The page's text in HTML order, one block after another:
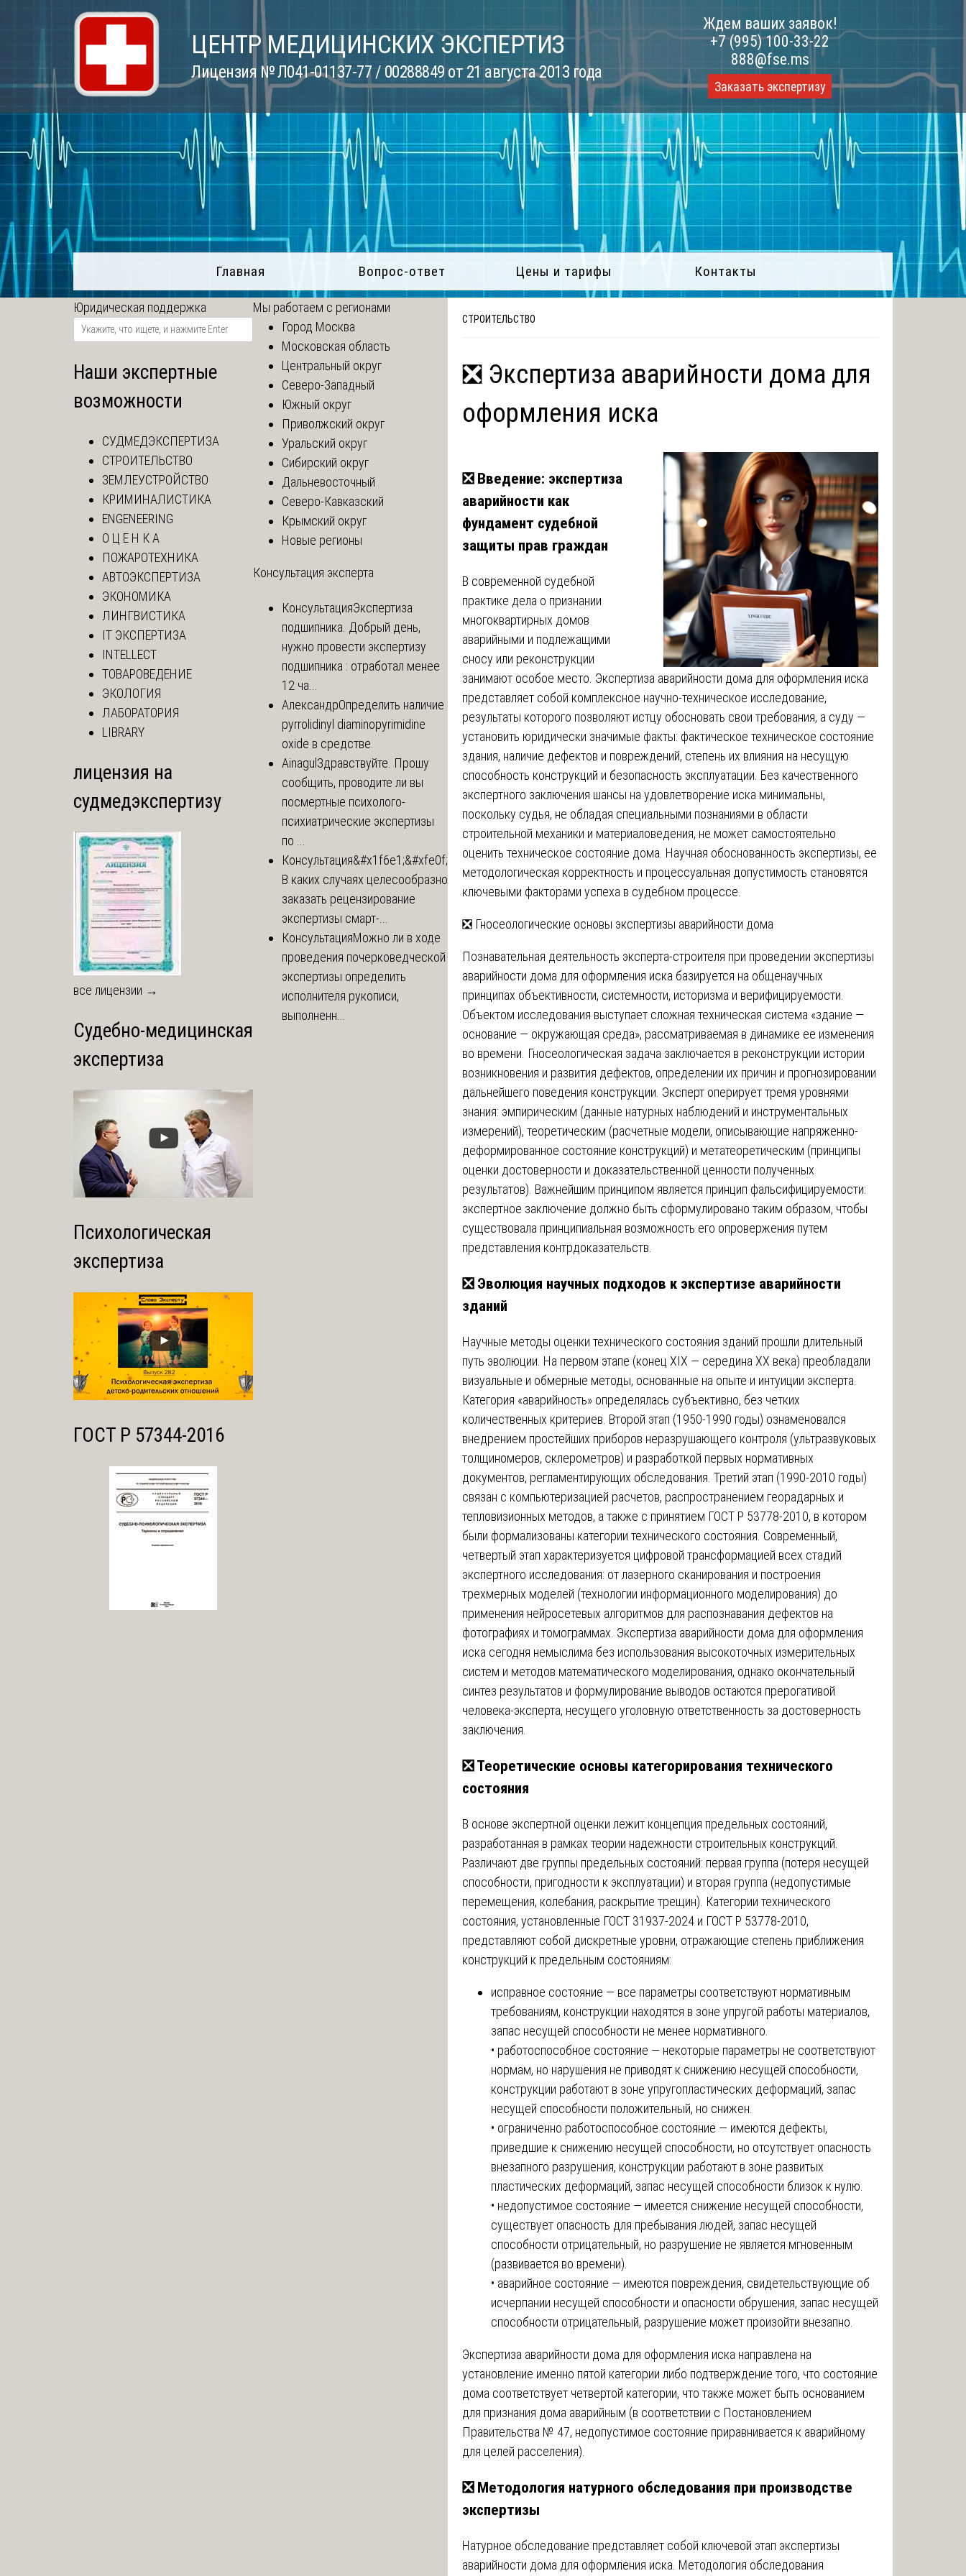
ЦЕНТР МЕДИЦИНСКИХ ЭКСПЕРТИЗ
Лицензия № Л041-01137-77 / 00288849 от 21 августа 2013 года
Ждем ваших заявок!
+7 (995) 100-33-22
888@fse.ms
Заказать экспертизу
Главная Вопрос-ответ Цены и тарифы Контакты
СТРОИТЕЛЬСТВО
❎ Экспертиза аварийности дома для
оформления иска
❎ Введение: экспертиза
аварийности как
фундамент судебной
защиты прав граждан
В современной судебной
практике дела о признании
многоквартирных домов
аварийными и подлежащими
сносу или реконструкции
занимают особое место. Экспертиза аварийности дома для оформления иска
представляет собой комплексное научно-техническое исследование,
результаты которого позволяют истцу обосновать свои требования, а суду —
установить юридически значимые факты: фактическое техническое состояние
здания, наличие дефектов и повреждений, степень их влияния на несущую
способность конструкций и безопасность эксплуатации. Без качественного
экспертного заключения шансы на удовлетворение иска минимальны,
поскольку судья, не обладая специальными познаниями в области
строительной механики и материаловедения, не может самостоятельно
оценить техническое состояние дома. Научная обоснованность экспертизы, ее
методологическая корректность и процессуальная допустимость становятся
ключевыми факторами успеха в судебном процессе.
❎ Гносеологические основы экспертизы аварийности дома
Познавательная деятельность эксперта-строителя при проведении экспертизы
аварийности дома для оформления иска базируется на общенаучных
принципах объективности, системности, историзма и верифицируемости.
Объектом исследования выступает сложная техническая система «здание —
основание — окружающая среда», рассматриваемая в динамике ее изменения
во времени. Гносеологическая задача заключается в реконструкции истории
возникновения и развития дефектов, определении их причин и прогнозировании
дальнейшего поведения конструкции. Эксперт оперирует тремя уровнями
знания: эмпирическим (данные натурных наблюдений и инструментальных
измерений), теоретическим (расчетные модели, описывающие напряженно-
деформированное состояние конструкций) и метатеоретическим (принципы
оценки достоверности и доказательственной ценности полученных
результатов). Важнейшим принципом является принцип фальсифицируемости:
экспертное заключение должно быть сформулировано таким образом, чтобы
существовала принципиальная возможность его опровержения путем
представления контрдоказательств.
❎ Эволюция научных подходов к экспертизе аварийности
зданий
Научные методы оценки технического состояния зданий прошли длительный
путь эволюции. На первом этапе (конец XIX — середина XX века) преобладали
визуальные и обмерные методы, основанные на опыте и интуиции эксперта.
Категория «аварийность» определялась субъективно, без четких
количественных критериев. Второй этап (1950-1990 годы) ознаменовался
внедрением простейших приборов неразрушающего контроля (ультразвуковых
толщиномеров, склерометров) и разработкой первых нормативных
документов, регламентирующих обследования. Третий этап (1990-2010 годы)
связан с компьютеризацией расчетов, распространением георадарных и
тепловизионных методов, а также с принятием ГОСТ Р 53778-2010, в котором
были формализованы категории технического состояния. Современный,
четвертый этап характеризуется цифровой трансформацией всех стадий
экспертного исследования: от лазерного сканирования и построения
трехмерных моделей (технологии информационного моделирования) до
применения нейросетевых алгоритмов для распознавания дефектов на
фотографиях и томограммах. Экспертиза аварийности дома для оформления
иска сегодня немыслима без использования высокоточных измерительных
систем и методов математического моделирования, однако окончательный
синтез результатов и формулирование выводов остаются прерогативой
человека-эксперта, несущего уголовную ответственность за достоверность
заключения.
❎ Теоретические основы категорирования технического
состояния
В основе экспертной оценки лежит концепция предельных состояний,
разработанная в рамках теории надежности строительных конструкций.
Различают две группы предельных состояний: первая группа (потеря несущей
способности, пригодности к эксплуатации) и вторая группа (недопустимые
перемещения, колебания, раскрытие трещин). Категории технического
состояния, установленные ГОСТ 31937-2024 и ГОСТ Р 53778-2010,
представляют собой дискретные уровни, отражающие степень приближения
конструкций к предельным состояниям:
исправное состояние — все параметры соответствуют нормативным
требованиям, конструкции находятся в зоне упругой работы материалов,
запас несущей способности не менее нормативного.
• работоспособное состояние — некоторые параметры не соответствуют
нормам, но нарушения не приводят к снижению несущей способности,
конструкции работают в зоне упругопластических деформаций, запас
несущей способности положительный, но снижен.
• ограниченно работоспособное состояние — имеются дефекты,
приведшие к снижению несущей способности, но отсутствует опасность
внезапного разрушения, конструкции работают в зоне развитых
пластических деформаций, запас несущей способности близок к нулю.
• недопустимое состояние — имеется снижение несущей способности,
существует опасность для пребывания людей, запас несущей
способности отрицательный, но разрушение не является мгновенным
(развивается во времени).
• аварийное состояние — имеются повреждения, свидетельствующие об
исчерпании несущей способности и опасности обрушения, запас несущей
способности отрицательный, разрушение может произойти внезапно.
Экспертиза аварийности дома для оформления иска направлена на
установление именно пятой категории либо подтверждение того, что состояние
дома соответствует четвертой категории, что также может быть основанием
для признания дома аварийным (в соответствии с Постановлением
Правительства № 47, недопустимое состояние приравнивается к аварийному
для целей расселения).
❎ Методология натурного обследования при производстве
экспертизы
Натурное обследование представляет собой ключевой этап экспертизы
аварийности дома для оформления иска. Методология обследования
Юридическая поддержка
Наши экспертные
возможности
СУДМЕДЭКСПЕРТИЗА
СТРОИТЕЛЬСТВО
ЗЕМЛЕУСТРОЙСТВО
КРИМИНАЛИСТИКА
ENGENEERING
О Ц Е Н К А
ПОЖАРОТЕХНИКА
АВТОЭКСПЕРТИЗА
ЭКОНОМИКА
ЛИНГВИСТИКА
IT ЭКСПЕРТИЗА
INTELLECT
ТОВАРОВЕДЕНИЕ
ЭКОЛОГИЯ
ЛАБОРАТОРИЯ
LIBRARY
лицензия на
судмедэкспертизу
все лицензии →
Судебно-медицинская
экспертиза
Психологическая
экспертиза
ГОСТ Р 57344-2016
Мы работаем с регионами
Город Москва
Московская область
Центральный округ
Северо-Западный
Южный округ
Приволжский округ
Уральский округ
Сибирский округ
Дальневосточный
Северо-Кавказский
Крымский округ
Новые регионы
Консультация эксперта
КонсультацияЭкспертиза
подшипника. Добрый день,
нужно провести экспертизу
подшипника : отработал менее
12 ча...
АлександрОпределить наличие
pyrrolidinyl diaminopyrimidine
oxide в средстве.
Ainagul Здравствуйте. Прошу
сообщить, проводите ли вы
посмертные психолого-
психиатрические экспертизы
по ...
Консультация&#x1f6e1;&#xfe0f;
В каких случаях целесообразно
заказать рецензирование
экспертизы смарт-...
КонсультацияМожно ли в ходе
проведения почерковедческой
экспертизы определить
исполнителя рукописи,
выполненн...